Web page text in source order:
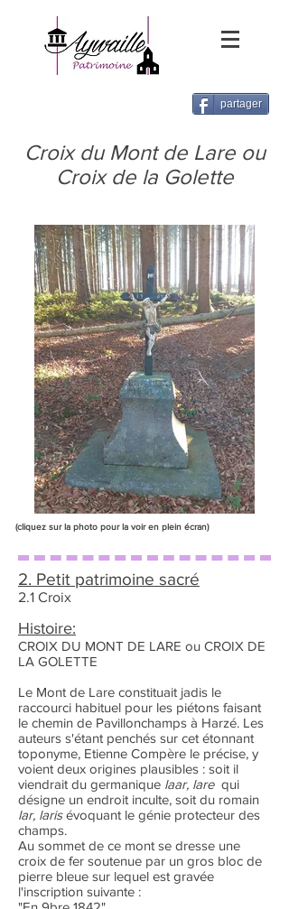
partager
Croix du Mont de Lare ou
Croix de la Golette
(cliquez sur la photo pour la voir en plein écran)
2. Petit patrimoine sacré
2.1 Croix
Histoire:
CROIX DU MONT DE LARE ou CROIX DE
LA GOLETTE
Le Mont de Lare constituait jadis le
raccourci habituel pour les piétons faisant
le chemin de Pavillonchamps à Harzé. Les
auteurs s'étant penchés sur cet étonnant
toponyme, Etienne Compère le précise, y
voient deux origines plausibles : soit il
viendrait du germanique laar, lare qui
désigne un endroit inculte, soit du romain
lar, larisévoquant le génie protecteur des
champs.
Au sommet de ce mont se dresse une
croix de fer soutenue par un gros bloc de
pierre bleue sur lequel est gravée
l'inscription suivante :